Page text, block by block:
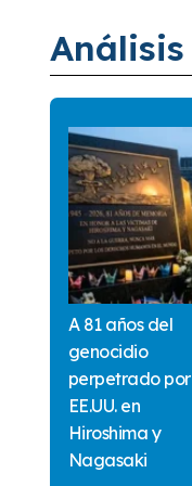
Análisis
A 81 años del
genocidio
perpetrado por
EE.UU. en
Hiroshima y
Nagasaki